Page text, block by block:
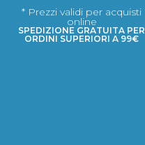
* Prezzi validi per acquisti
online
SPEDIZIONE GRATUITA PER
ORDINI SUPERIORI A 99€